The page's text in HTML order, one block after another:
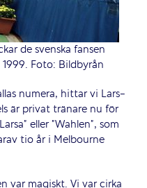
de svenska fansen
Foto: Bildbyrån
numera, hittar vi Lars-
är privat tränare nu för
eller ”Wahlen”, som
tio år i Melbourne
var magiskt. Vi var cirka